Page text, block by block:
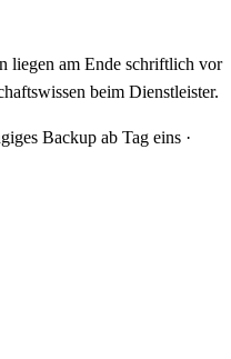
liegen am Ende schriftlich vor
beim Dienstleister.
Backup ab Tag eins ·